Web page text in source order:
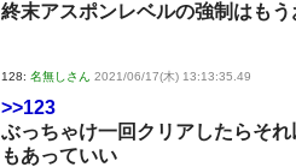
終末アスポンレベルの強制はもう
128: 名無しさん 2021/06/17(木) 13:13:35.49
>>123
ぶっちゃけ一回クリアしたらそ
もあっていい